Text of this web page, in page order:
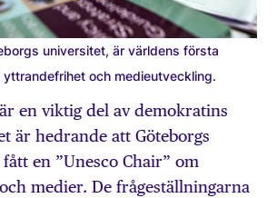
universitet, är världens första
och medieutveckling.
en viktig del av demokratins
är hedrande att Göteborgs
en ”Unesco Chair” om
medier. De frågeställningarna